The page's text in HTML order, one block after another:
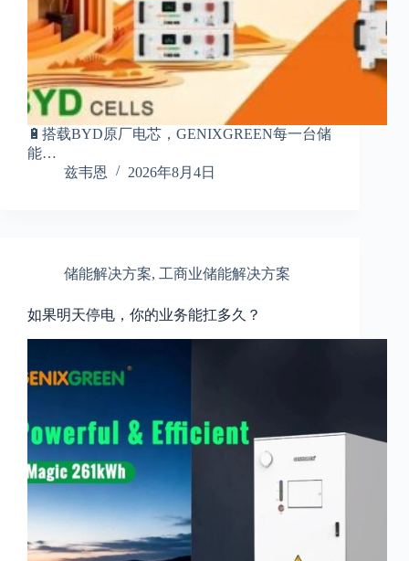
🔋搭载BYD原厂电芯，GENIXGREEN每一台储
能…
兹韦恩
2026年8月4日
储能解决方案, 工商业储能解决方案
如果明天停电，你的业务能扛多久？